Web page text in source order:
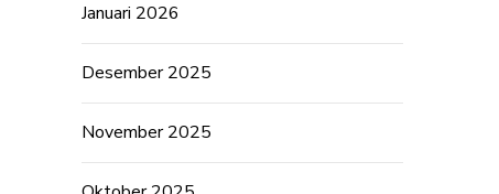
Januari 2026
Desember 2025
November 2025